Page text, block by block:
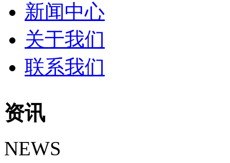
新闻中心
关于我们
联系我们
资讯
NEWS